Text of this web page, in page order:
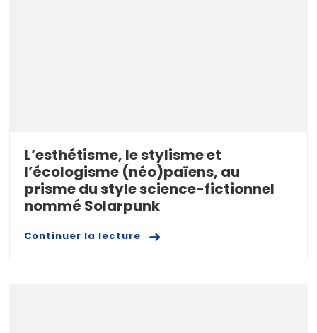
L’esthétisme, le stylisme et
l’écologisme (néo)païens, au
prisme du style science-fictionnel
nommé Solarpunk
Continuer la lecture